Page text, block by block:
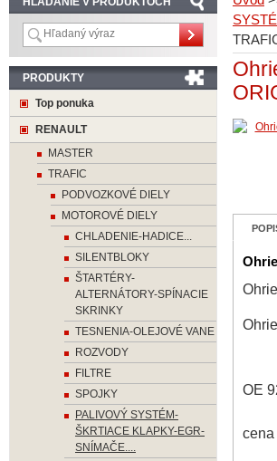
OE
PRODUKTY
Top ponuka
RENAULT
MASTER
TRAFIC
PODVOZKOVÉ DIELY
MOTOROVÉ DIELY
CHLADENIE-HADICE...
SILENTBLOKY
ŠTARTÉRY-
ALTERNÁTORY-SPÍNACIE
SKRINKY
TESNENIA-OLEJOVÉ VANE
ROZVODY
FILTRE
SPOJKY
PALIVOVÝ SYSTÉM-
ŠKRTIACE KLAPKY-EGR-
SNÍMAČE....